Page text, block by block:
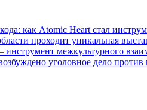
как Atomic Heart стал
проходит уникальная
межкультурного
уголовное дело